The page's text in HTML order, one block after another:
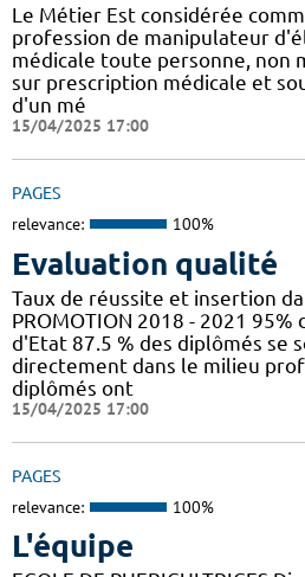
Le Métier Est considérée
profession de manipulateur
médicale toute personne, non
sur prescription médicale et
d'un mé
15/04/2025 17:00
PAGES
relevance: 100%
Evaluation qualité
Taux de réussite et insertion
PROMOTION 2018 - 2021
d'Etat 87.5 % des diplômés se
directement dans le milieu
diplômés ont
15/04/2025 17:00
PAGES
relevance: 100%
L'équipe